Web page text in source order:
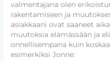
valmentajana olen
rakentamiseen ja
asiakkaani ovat saaneet
muutoksia elämässään ja
onnellisempana kuin
esimerkiksi Jonne: